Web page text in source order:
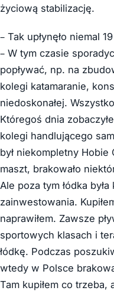
życiową stabilizację.
– Tak upłynęło niemal
– W tym czasie
popływać, np. na
kolegi katamaranie,
niedoskonałej.
Któregoś dnia
kolegi handlującego
był niekompletny Hobie
maszt, brakowało
Ale poza tym łódka
zainwestowania.
naprawiłem. Zawsze
sportowych klasach i
łódkę. Podczas
wtedy w Polsce
Tam kupiłem co trzeba,